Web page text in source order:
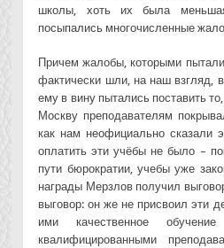
школы, хоть их была
посыпались многочисленные
Причем жалобы, которыми
фактически шли, на наш взгляд,
ему в вину пытались поставить
Москву преподавателям
как нам неофициально сказали
оплатить эти учёбы не было –
пути бюрократии, учебы уже
награды Мерзлов получил
выговор: он же не присвоил эти
ими качественное
квалифицированными